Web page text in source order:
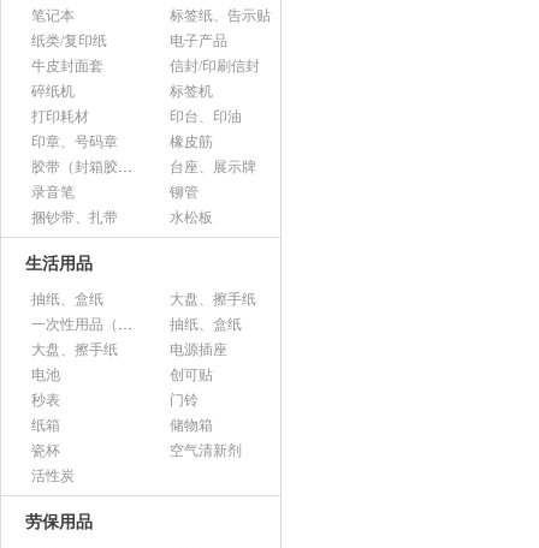
笔记本
标签纸、告示贴
纸类/复印纸
电子产品
牛皮封面套
信封/印刷信封
碎纸机
标签机
打印耗材
印台、印油
印章、号码章
橡皮筋
胶带（封箱胶、透明胶、美纹胶、双面胶等）
台座、展示牌
录音笔
铆管
捆钞带、扎带
水松板
生活用品
抽纸、盒纸
大盘、擦手纸
一次性用品（纸杯、胶杯、叉子、碟子等）
抽纸、盒纸
大盘、擦手纸
电源插座
电池
创可贴
秒表
门铃
纸箱
储物箱
瓷杯
空气清新剂
活性炭
劳保用品